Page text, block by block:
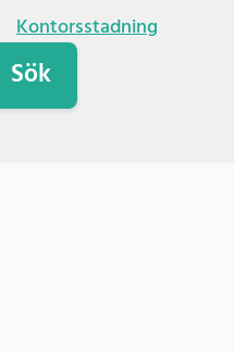
Kontorsstadning
Sök